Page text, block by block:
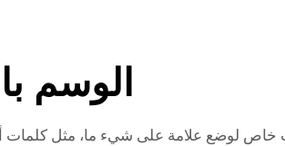
الوسم
خاص لوضع علامة على شيء ما، مثل كلمات